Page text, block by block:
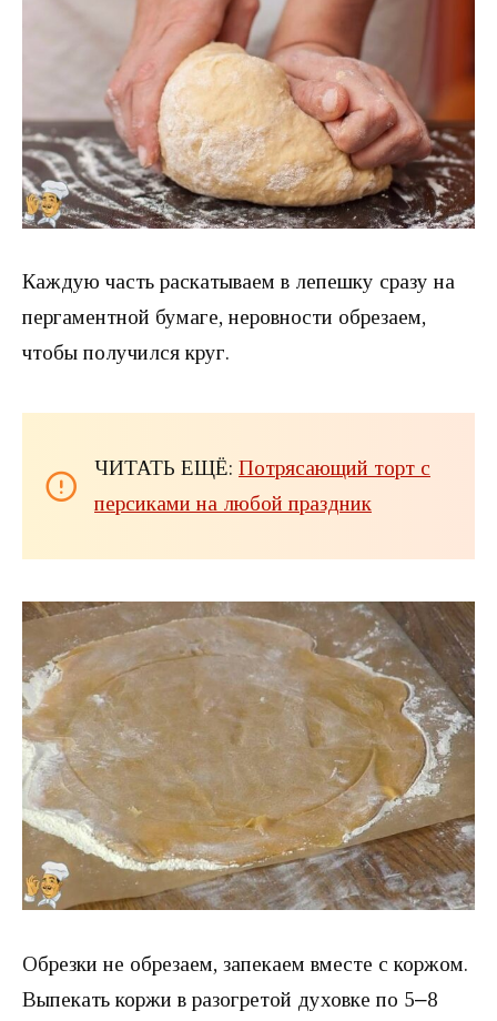
Каждую часть раскатываем в лепешку сразу на
пергаментной бумаге, неровности обрезаем,
чтобы получился круг.
ЧИТАТЬ ЕЩЁ: Потрясающий торт с
персиками на любой праздник
Обрезки не обрезаем, запекаем вместе с коржом.
Выпекать коржи в разогретой духовке по 5‒8